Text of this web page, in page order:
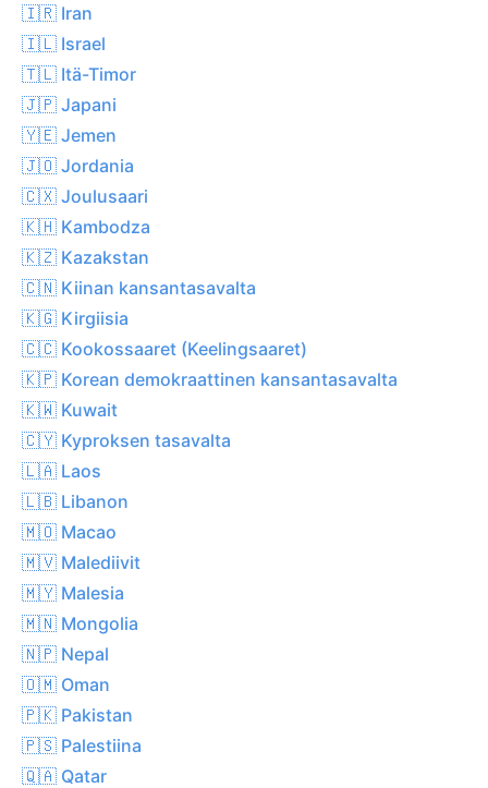
🇮🇷 Iran
🇮🇱 Israel
🇹🇱 Itä-Timor
🇯🇵 Japani
🇾🇪 Jemen
🇯🇴 Jordania
🇨🇽 Joulusaari
🇰🇭 Kambodza
🇰🇿 Kazakstan
🇨🇳 Kiinan kansantasavalta
🇰🇬 Kirgiisia
🇨🇨 Kookossaaret (Keelingsaaret)
🇰🇵 Korean demokraattinen kansantasavalta
🇰🇼 Kuwait
🇨🇾 Kyproksen tasavalta
🇱🇦 Laos
🇱🇧 Libanon
🇲🇴 Macao
🇲🇻 Malediivit
🇲🇾 Malesia
🇲🇳 Mongolia
🇳🇵 Nepal
🇴🇲 Oman
🇵🇰 Pakistan
🇵🇸 Palestiina
🇶🇦 Qatar